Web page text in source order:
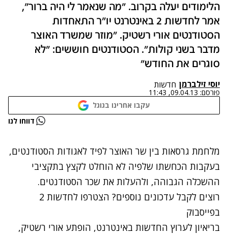
הלימודים יעלה בקרוב. "מה שנאמר לי היה ברור",
אמר לחדשות 2 באינטרנט יו"ר התאחדות
הסטודנטים אורי רשטיק. "מוזר שמשרד האוצר
מדבר בשני קולות". הסטודנטים חוששים: "לא
סוגרים את החודש"
יוסי זילברמן חדשות
פורסם: 09.04.13, 11:43
עקבו אחרינו בגוגל
נתקלנו בבעיה דווחו לנו
מלחמת גרסאות בין שר האוצר לפיד לאגודות הסטודנטים,
בעקבות הכחשתו שלפיה לא הוחלט לקצץ בתקציבי
ההשכלה הגבוהה, ולהעלות את שכר הסטודנטים.
רוצים לקבל עדכונים נוספים? הצטרפו לחדשות 2
בפייסבוק
בריאיון לערוץ החדשות באינטרנט, הופתע אורי רשטיק,